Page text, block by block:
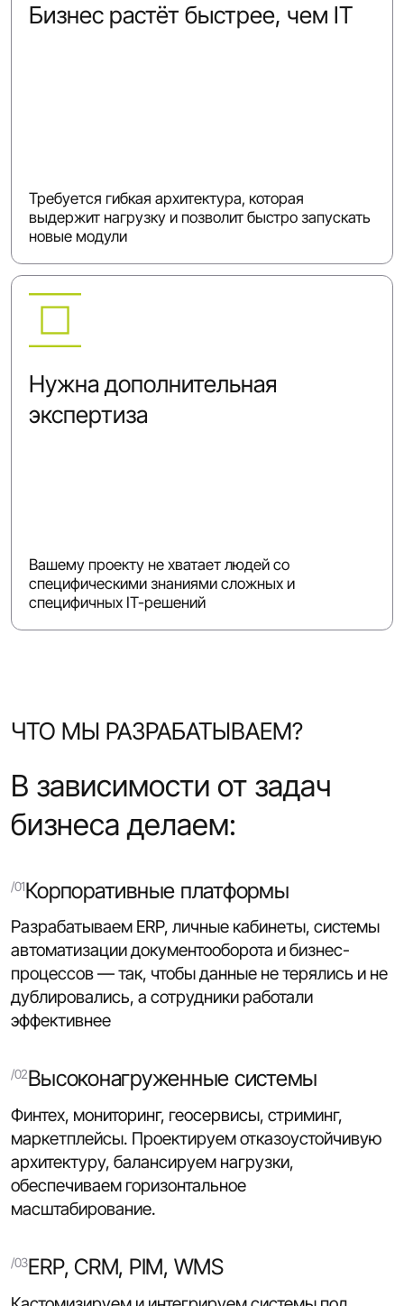
Бизнес растёт быстрее, чем IT
Требуется гибкая архитектура, которая
выдержит нагрузку и позволит быстро запускать
новые модули
Нужна дополнительная
экспертиза
Вашему проекту не хватает людей со
специфическими знаниями сложных и
специфичных IT-решений
ЧТО МЫ РАЗРАБАТЫВАЕМ?
В зависимости от задач
бизнеса делаем:
Корпоративные платформы
Разрабатываем ERP, личные кабинеты, системы
автоматизации документооборота и бизнес-
процессов — так, чтобы данные не терялись и не
дублировались, а сотрудники работали
эффективнее
Высоконагруженные системы
Финтех, мониторинг, геосервисы, стриминг,
маркетплейсы. Проектируем отказоустойчивую
архитектуру, балансируем нагрузки,
обеспечиваем горизонтальное
масштабирование.
ERP, CRM, PIM, WMS